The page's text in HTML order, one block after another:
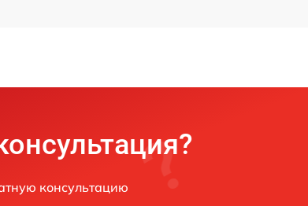
консультацию